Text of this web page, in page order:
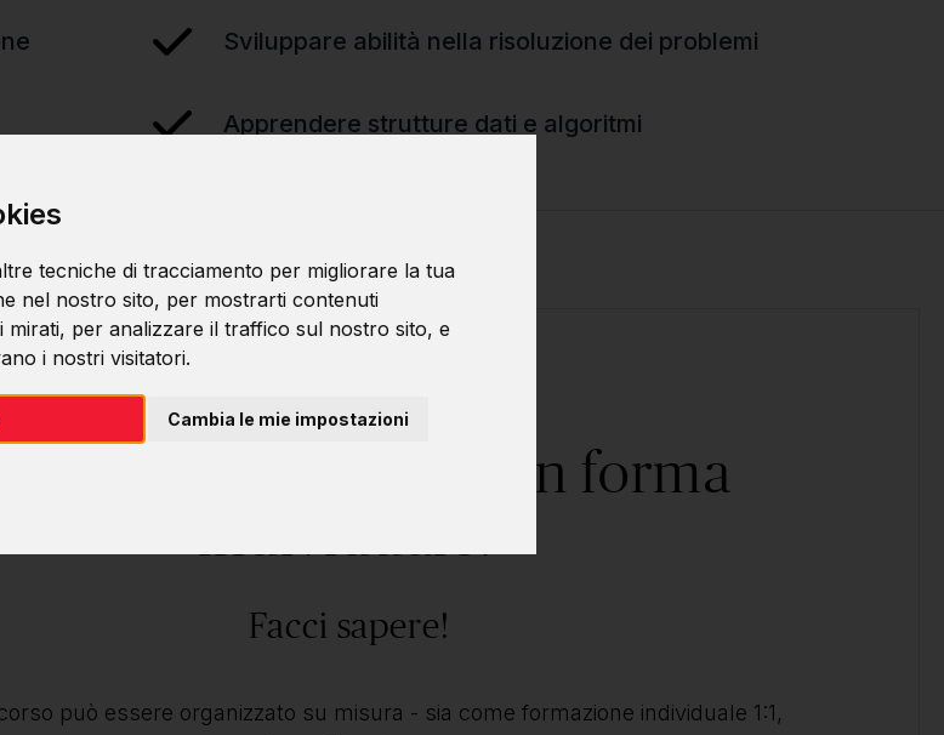
tecniche di tracciamento per migliorare la tua
nel nostro sito, per mostrarti contenuti
mirati, per analizzare il traffico sul nostro sito, e
i nostri visitatori.
Cambia le mie impostazioni
Sviluppare abilità nella risoluzione dei problemi
Apprendere strutture dati e algoritmi
Desideri questo corso in forma
Facci sapere!
può essere organizzato su misura - sia come formazione individuale 1:1,